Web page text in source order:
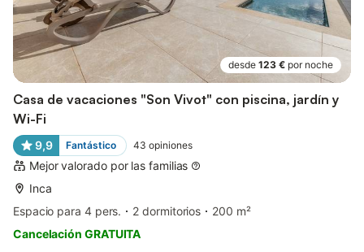
desde 123 € por noche
Casa de vacaciones "Son Vivot" con piscina, jardín y
Wi-Fi
9,9 Fantástico 43 opiniones
Mejor valorado por las familias
Inca
Espacio para 4 pers.
2 dormitorios
200 m²
Cancelación GRATUITA